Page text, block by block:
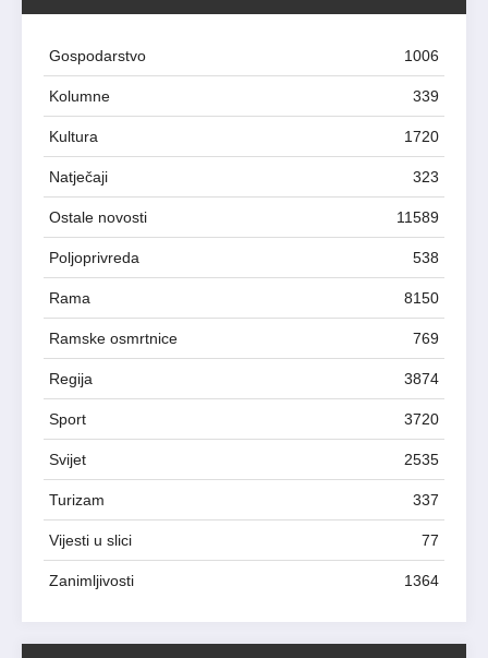
Gospodarstvo 1006
Kolumne 339
Kultura 1720
Natječaji 323
Ostale novosti 11589
Poljoprivreda 538
Rama 8150
Ramske osmrtnice 769
Regija 3874
Sport 3720
Svijet 2535
Turizam 337
Vijesti u slici 77
Zanimljivosti 1364